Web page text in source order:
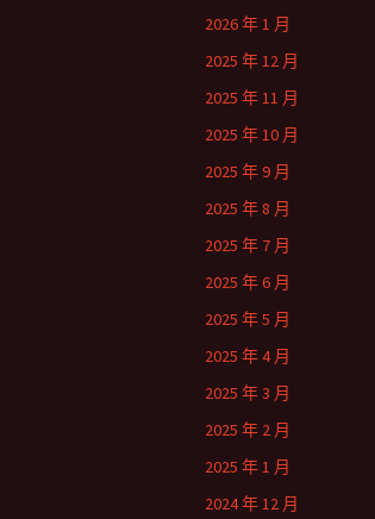
2026 年 1 月
2025 年 12 月
2025 年 11 月
2025 年 10 月
2025 年 9 月
2025 年 8 月
2025 年 7 月
2025 年 6 月
2025 年 5 月
2025 年 4 月
2025 年 3 月
2025 年 2 月
2025 年 1 月
2024 年 12 月